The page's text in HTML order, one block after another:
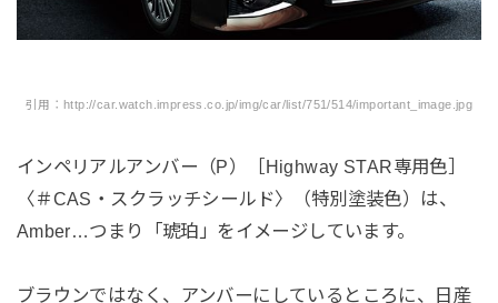
引用：http://car.watch.impress.co.jp/img/car/list/751/514/important_image.jpg
インペリアルアンバー（P）［Highway STAR専用色］
〈＃CAS・スクラッチシールド〉（特別塗装色）は、
Amber…つまり「琥珀」をイメージしています。
ブラウンではなく、アンバーにしているところに、日産